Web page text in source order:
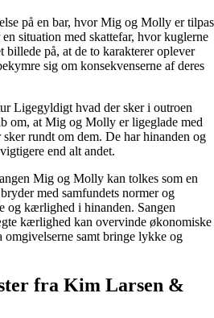
på en bar, hvor Mig og Molly er tilpas
situation med skattefar, hvor kuglerne
billede på, at de to karakterer oplever
sig om konsekvenserne af deres
Ligegyldigt hvad der sker i outroen
om, at Mig og Molly er ligeglade med
rundt om dem. De har hinanden og
end alt andet.
Mig og Molly kan tolkes som en
med samfundets normer og
og kærlighed i hinanden. Sangen
kærlighed kan overvinde økonomiske
samt bringe lykke og
fra Kim Larsen &